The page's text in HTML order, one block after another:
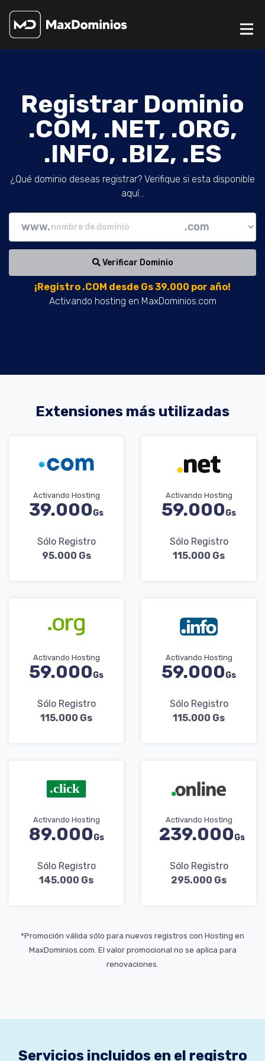
Registrar Dominio
.COM, .NET, .ORG,
.INFO, .BIZ, .ES
¿Qué dominio deseas registrar? Verifique si esta disponible
aquí...
www.
Verificar Dominio
¡Registro .COM desde Gs 39.000 por año!
Activando hosting en MaxDominios.com
Extensiones más utilizadas
Activando Hosting
39.000Gs
Sólo Registro
95.000 Gs
Activando Hosting
59.000Gs
Sólo Registro
115.000 Gs
Activando Hosting
59.000Gs
Sólo Registro
115.000 Gs
Activando Hosting
59.000Gs
Sólo Registro
115.000 Gs
Activando Hosting
89.000Gs
Sólo Registro
145.000 Gs
Activando Hosting
239.000Gs
Sólo Registro
295.000 Gs
*Promoción válida sólo para nuevos registros con Hosting en
MaxDominios.com. El valor promocional no se aplica para
renovaciones.
Servicios incluidos en el registro